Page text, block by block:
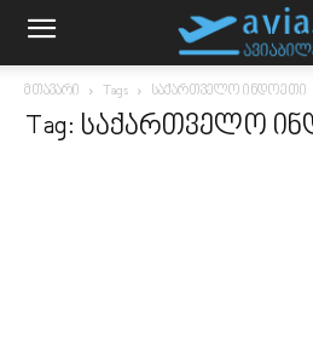
მთავარი Tags საქართველო ინდოეთი
Tag: საქართველო